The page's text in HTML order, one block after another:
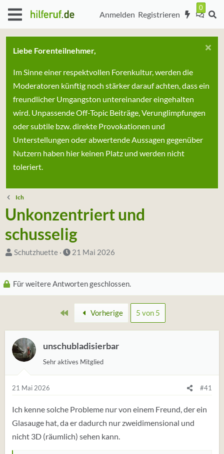
Anmelden Registrieren
Liebe Forenteilnehmer,
Im Sinne einer respektvollen Forenkultur, werden die
Moderatoren künftig noch stärker darauf achten, dass ein
freundlicher Umgangston untereinander eingehalten
wird. Unpassende Off-Topic Beiträge, Verunglimpfungen
oder subtile bzw. direkte Provokationen und
Unterstellungen oder abwertende Aussagen gegenüber
Nutzern haben hier keinen Platz und werden nicht
toleriert.
Ich
Unkonzentriert und
schusselig
S
r
*
i
Schutzhuette
D
u
m
r
t
21 Mai 2026
Für weitere Antworten geschlossen.
Erste Vorherige 5 von 5
unschubladisierbar
Sehr aktives Mitglied
21 Mai 2026 #41
Ich kenne solche Probleme nur von einem Freund, der ein
Glasauge hat, da er dadurch nur zweidimensional und
nicht 3D (räumlich) sehen kann.